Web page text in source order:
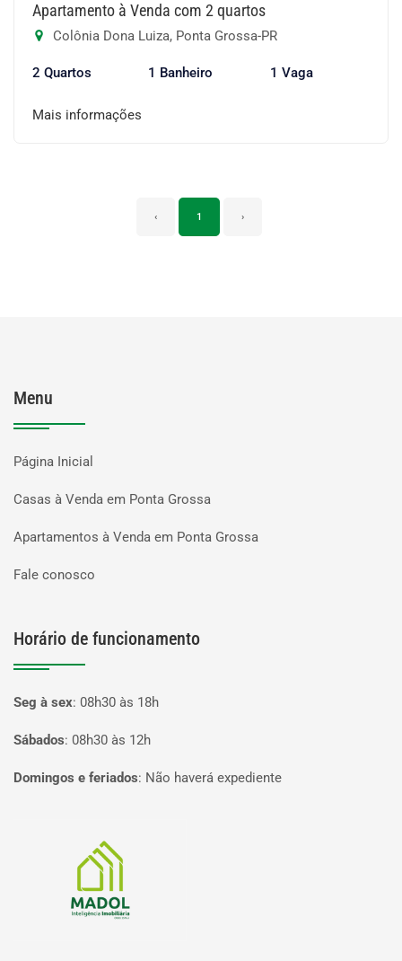
Apartamento à Venda com 2 quartos
Colônia Dona Luiza, Ponta Grossa-PR
2 Quartos 1 Banheiro 1 Vaga
Mais informações
‹ 1 ›
Menu
Página Inicial
Casas à Venda em Ponta Grossa
Apartamentos à Venda em Ponta Grossa
Fale conosco
Horário de funcionamento
Seg à sex: 08h30 às 18h
Sábados: 08h30 às 12h
Domingos e feriados: Não haverá expediente